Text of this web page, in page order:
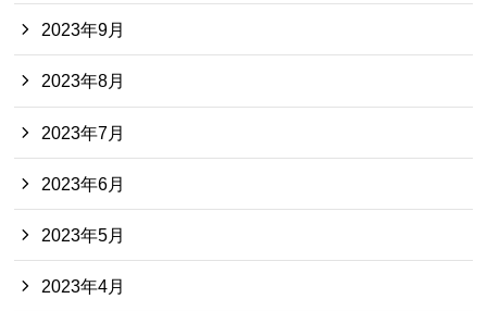
2023年9月
2023年8月
2023年7月
2023年6月
2023年5月
2023年4月